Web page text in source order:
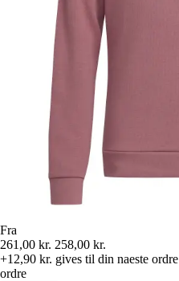
Fra
261,00 kr. 258,00 kr.
+12,90 kr. gives til din naeste ordre
ordre